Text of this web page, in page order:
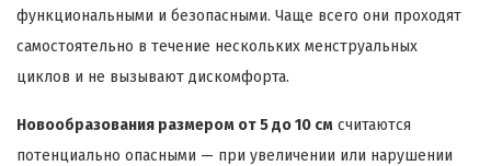
функциональными и безопасными. Чаще всего они проходят
самостоятельно в течение нескольких менструальных
циклов и не вызывают дискомфорта.
Новообразования размером от 5 до 10 см считаются
потенциально опасными — при увеличении или нарушении